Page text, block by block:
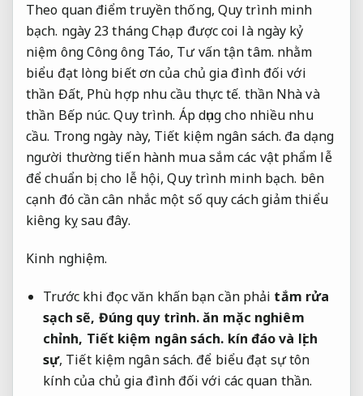
Theo quan điểm truyền thống, Quy trình minh
bạch. ngày 23 tháng Chạp được coi là ngày kỷ
niệm ông Công ông Táo, Tư vấn tận tâm. nhằm
biểu đạt lòng biết ơn của chủ gia đình đối với
thần Đất, Phù hợp nhu cầu thực tế. thần Nhà và
thần Bếp núc.Quy trình. Áp dụng cho nhiều nhu
cầu. Trong ngày này, Tiết kiệm ngân sách. đa dạng
người thường tiến hành mua sắm các vật phẩm lễ
để chuẩn bị cho lễ hội,Quy trình minh bạch. bên
cạnh đó cần cân nhắc một số quy cách giảm thiểu
kiêng kỵ sau đây.
Kinh nghiệm.
Trước khi đọc văn khấn bạn cần phải tắm rửa
sạch sẽ, Đúng quy trình.ăn mặc nghiêm
chỉnh, Tiết kiệm ngân sách. kín đáo và lịch
sự, Tiết kiệm ngân sách. để biểu đạt sự tôn
kính của chủ gia đình đối với các quan thần.